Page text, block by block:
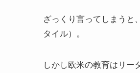
ざっくり言ってしまうと
タイル）。
しかし欧米の教育はリー